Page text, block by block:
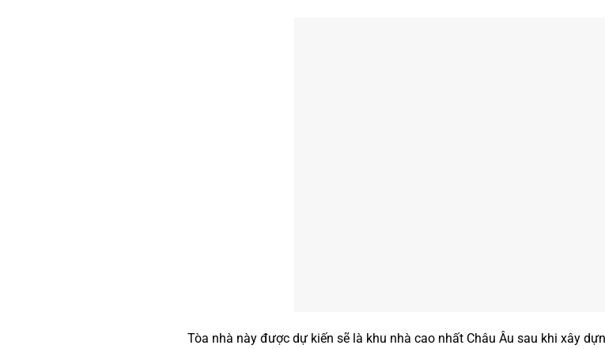
Tòa nhà này được dự kiến sẽ là khu nhà cao nhất Châu Âu sau khi xây